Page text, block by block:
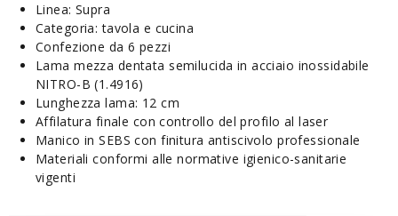
Linea: Supra
Categoria: tavola e cucina
Confezione da 6 pezzi
Lama mezza dentata semilucida in acciaio inossidabile
NITRO-B (1.4916)
Lunghezza lama: 12 cm
Affilatura finale con controllo del profilo al laser
Manico in SEBS con finitura antiscivolo professionale
Materiali conformi alle normative igienico-sanitarie
vigenti